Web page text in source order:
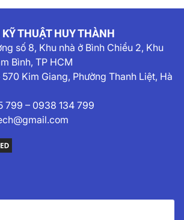
THUẬT HUY THÀNH
số 8, Khu nhà ở Bình Chiểu 2, Khu
Bình, TP HCM
Kim Giang, Phường Thanh Liệt, Hà
799 – 0938 134 799